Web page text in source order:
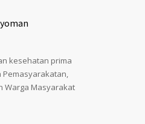
kesehatan prima
Pemasyarakatan,
Warga Masyarakat